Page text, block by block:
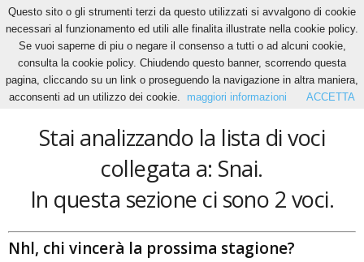
Home Tags Snai
Snai
Stai analizzando la lista di voci
collegata a: Snai.
In questa sezione ci sono 2 voci.
Nhl, chi vincerà la prossima stagione?
Questo sito o gli strumenti terzi da questo utilizzati si avvalgono di cookie
necessari al funzionamento ed utili alle finalita illustrate nella cookie policy.
Se vuoi saperne di piu o negare il consenso a tutti o ad alcuni cookie,
consulta la cookie policy. Chiudendo questo banner, scorrendo questa
pagina, cliccando su un link o proseguendo la navigazione in altra maniera,
acconsenti ad un utilizzo dei cookie.
maggiori informazioni ACCETTA